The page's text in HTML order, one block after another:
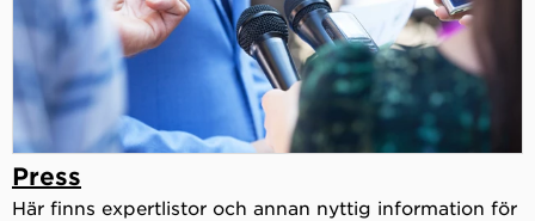
Press
Här finns expertlistor och annan nyttig information för